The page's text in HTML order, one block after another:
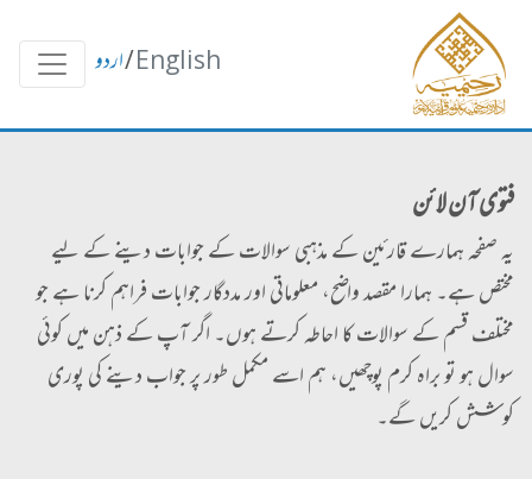
English
/اردو
فتوی آن لائن
یہ صفحہ ہمارے قارئین کے مذہبی سوالات کے جوابات دینے کے لیے
مختص ہے۔ ہمارا مقصد واضح، معلوماتی اور مددگار جوابات فراہم کرنا ہے جو
مختلف قسم کے سوالات کا احاطہ کرتے ہوں۔ اگر آپ کے ذہن میں کوئی
سوال ہو تو براہ کرم پوچھیں، ہم اسے مکمل طور پر جواب دینے کی پوری
کوشش کریں گے۔